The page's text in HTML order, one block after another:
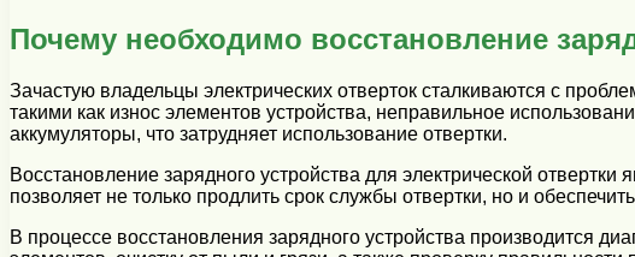
Почему необходимо восстановление
Зачастую владельцы электрических отверток сталкиваются с
такими как износ элементов устройства, неправильное
аккумуляторы, что затрудняет использование отвертки.
Восстановление зарядного устройства для электрической
позволяет не только продлить срок службы отвертки, но и
В процессе восстановления зарядного устройства производится